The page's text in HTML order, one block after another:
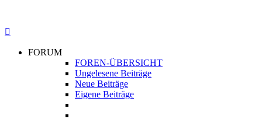
FORUM
FOREN-ÜBERSICHT
Ungelesene Beiträge
Neue Beiträge
Eigene Beiträge